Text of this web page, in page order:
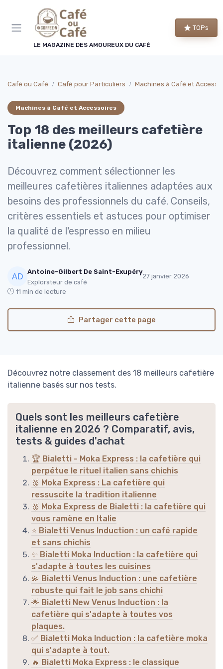
LE MAGAZINE DES AMOUREUX DU CAFÉ
TOPs
Café ou Café Café pour Particuliers Machines à Café et
Machines à Café et Accessoires
Top 18 des meilleurs cafetière
italienne (2026)
Découvrez comment sélectionner les
meilleures cafetières italiennes adaptées aux
besoins des professionnels du café. Conseils,
critères essentiels et astuces pour optimiser
la qualité de l'espresso en milieu
professionnel.
Antoine-Gilbert De Saint-Exupéry
Explorateur de café
27 janvier 2026
11 min de lecture
Partager cette page
Découvrez notre classement des 18 meilleurs cafetière
italienne basés sur nos tests.
Quels sont les meilleurs cafetière
italienne en 2026 ? Comparatif, avis,
tests & guides d'achat
🏆 Bialetti - Moka Express : la cafetière qui
perpétue le rituel italien sans chichis
🥈 Moka Express : La cafetière qui
ressuscite la tradition italienne
🥉 Moka Express de Bialetti : la cafetière qui
vous ramène en Italie
⭐ Bialetti Venus Induction : un café rapide
et sans chichis
✨ Bialetti Moka Induction : la cafetière qui
s'adapte à toutes les cuisines
💫 Bialetti Venus Induction : une cafetière
robuste qui fait le job sans chichi
🌟 Bialetti New Venus Induction : la
cafetière qui s'adapte à toutes vos
plaques.
✅ Bialetti Moka Induction : la cafetière moka
qui s'adapte à tout.
🔥 Bialetti Moka Express : le classique
Panneau de gestion des cookies